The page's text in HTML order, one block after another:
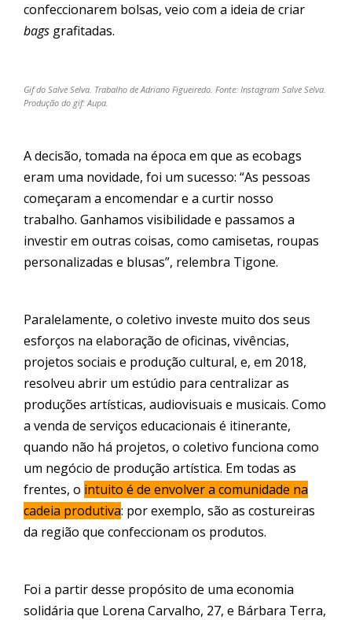
confeccionarem bolsas, veio com a ideia de criar
bags grafitadas.
Gif do Salve Selva. Trabalho de Adriano Figueiredo. Fonte: Instagram Salve Selva.
Produção do gif: Aupa.
A decisão, tomada na época em que as ecobags
eram uma novidade, foi um sucesso: “As pessoas
começaram a encomendar e a curtir nosso
trabalho. Ganhamos visibilidade e passamos a
investir em outras coisas, como camisetas, roupas
personalizadas e blusas”, relembra Tigone.
Paralelamente, o coletivo investe muito dos seus
esforços na elaboração de oficinas, vivências,
projetos sociais e produção cultural, e, em 2018,
resolveu abrir um estúdio para centralizar as
produções artísticas, audiovisuais e musicais. Como
a venda de serviços educacionais é itinerante,
quando não há projetos, o coletivo funciona como
um negócio de produção artística. Em todas as
frentes, o intuito é de envolver a comunidade na
cadeia produtiva: por exemplo, são as costureiras
da região que confeccionam os produtos.
Foi a partir desse propósito de uma economia
solidária que Lorena Carvalho, 27, e Bárbara Terra,